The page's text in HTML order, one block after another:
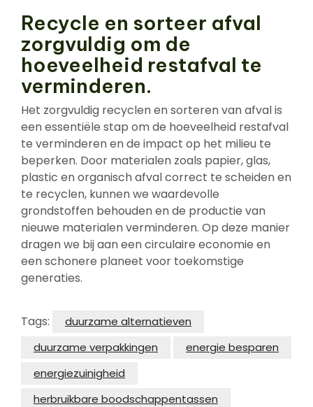
Recycle en sorteer afval
zorgvuldig om de
hoeveelheid restafval te
verminderen.
Het zorgvuldig recyclen en sorteren van afval is
een essentiële stap om de hoeveelheid restafval
te verminderen en de impact op het milieu te
beperken. Door materialen zoals papier, glas,
plastic en organisch afval correct te scheiden en
te recyclen, kunnen we waardevolle
grondstoffen behouden en de productie van
nieuwe materialen verminderen. Op deze manier
dragen we bij aan een circulaire economie en
een schonere planeet voor toekomstige
generaties.
Tags:
duurzame alternatieven
duurzame verpakkingen
energie besparen
energiezuinigheid
herbruikbare boodschappentassen